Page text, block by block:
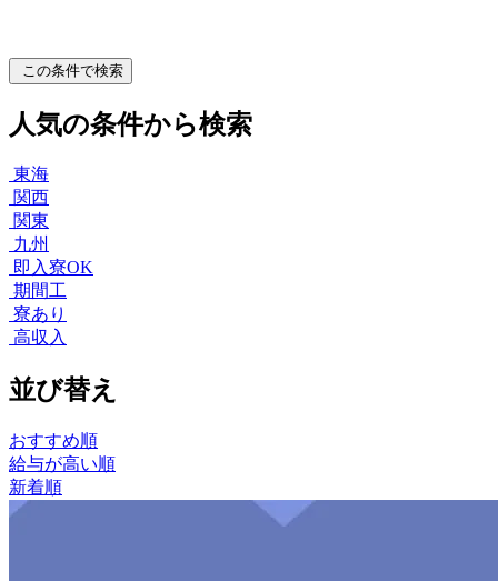
この条件で検索
人気の条件から検索
東海
関西
関東
九州
即入寮OK
期間工
寮あり
高収入
並び替え
おすすめ順
給与が高い順
新着順